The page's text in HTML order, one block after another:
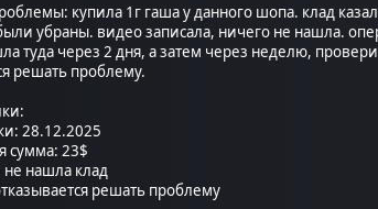
купила 1г гаша у данного шопа. клад
убраны. видео записала, ничего не нашла.
туда через 2 дня, а затем через неделю,
решать проблему.
28.12.2025
сумма: 23$
нашла клад
решать проблему